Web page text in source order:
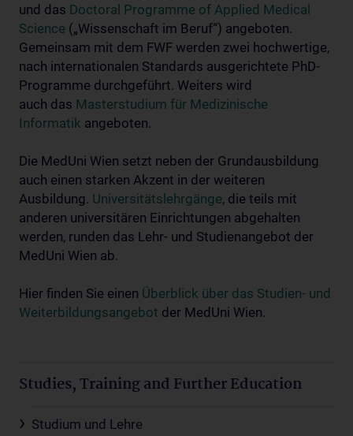
und das Doctoral Programme of Applied Medical
Science („Wissenschaft im Beruf“) angeboten.
Gemeinsam mit dem FWF werden zwei hochwertige,
nach internationalen Standards ausgerichtete PhD-
Programme durchgeführt. Weiters wird
auch das Masterstudium für Medizinische
Informatik angeboten.
Die MedUni Wien setzt neben der Grundausbildung
auch einen starken Akzent in der weiteren
Ausbildung. Universitätslehrgänge, die teils mit
anderen universitären Einrichtungen abgehalten
werden, runden das Lehr- und Studienangebot der
MedUni Wien ab.
Hier finden Sie einen Überblick über das Studien- und
Weiterbildungsangebot der MedUni Wien.
Studies, Training and Further Education
Studium und Lehre